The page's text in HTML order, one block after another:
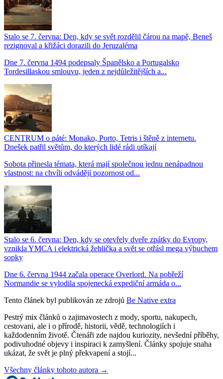
Stalo se 7. června: Den, kdy se svět rozdělil čárou na mapě, Beneš
rezignoval a křižáci dorazili do Jeruzaléma
Dne 7. června 1494 podepsaly Španělsko a Portugalsko
Tordesillaskou smlouvu, jeden z nejdůležitějších a...
CENTRUM o páté: Monako, Porto, Tetris i štěně z internetu.
Dnešek patřil světům, do kterých lidé rádi utíkají
Sobota přinesla témata, která mají společnou jednu nenápadnou
vlastnost: na chvíli odvádějí pozornost od...
Stalo se 6. června: Den, kdy se otevřely dveře zpátky do Evropy,
vznikla YMCA i elektrická žehlička a svět se otřásl mega výbuchem
sopky
Dne 6. června 1944 začala operace Overlord. Na pobřeží
Normandie se vylodila spojenecká expediční armáda o...
Tento článek byl publikován ze zdrojů Be Native extra
Pestrý mix článků o zajimavostech z mody, sportu, nakupech,
cestovani, ale i o přírodě, historii, vědě, technologiích i
každodenním životě. Čtenáři zde najdou kuriozity, nevšední příběhy,
podivuhodné objevy i inspiraci k zamyšlení. Články spojuje snaha
ukázat, že svět je plný překvapení a stojí...
Všechny články tohoto autora →